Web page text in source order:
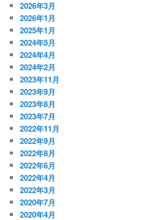
2026年3月
2026年1月
2025年1月
2024年5月
2024年4月
2024年2月
2023年11月
2023年9月
2023年8月
2023年7月
2022年11月
2022年9月
2022年8月
2022年6月
2022年4月
2022年3月
2020年7月
2020年4月